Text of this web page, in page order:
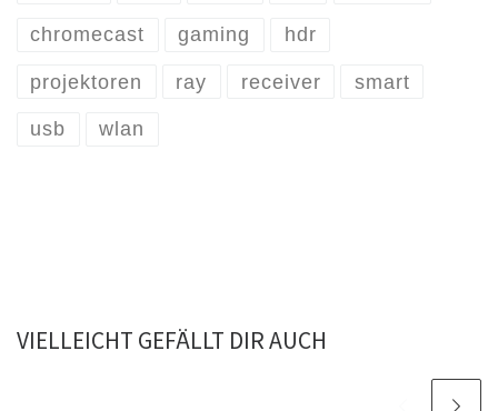
chromecast gaming hdr
projektoren ray receiver smart
usb wlan
VIELLEICHT GEFÄLLT DIR AUCH